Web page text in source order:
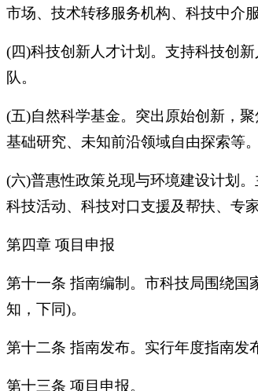
市场、技术转移服务机构、科技中介
(四)科技创新人才计划。支持科技创
队。
(五)自然科学基金。突出原始创新，
基础研究、未知前沿领域自由探索等。
(六)普惠性政策兑现与环境建设计划
科技活动、科技对口支援及帮扶、专
第四章 项目申报
第十一条 指南编制。市科技局围绕国
知，下同)。
第十二条 指南发布。实行年度指南发
第十三条 项目申报。